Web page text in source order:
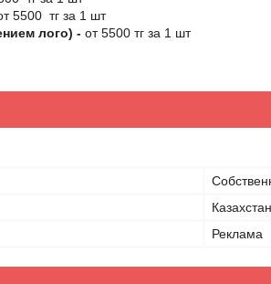
5500 тг за 1 шт
лого) - от 5500 тг за 1 шт
Казахстан
Реклама